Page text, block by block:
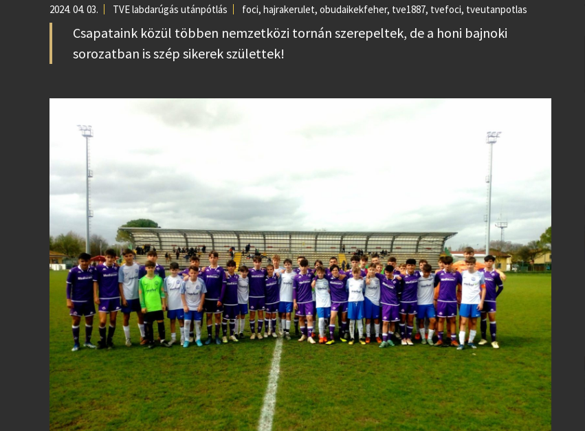
2024. 04. 03. TVE labdarúgás utánpótlás foci, hajrakerulet, obudaikekfeher, tve1887, tvefoci, tveutanpotlas
Csapataink közül többen nemzetközi tornán szerepeltek, de a honi bajnoki
sorozatban is szép sikerek születtek!